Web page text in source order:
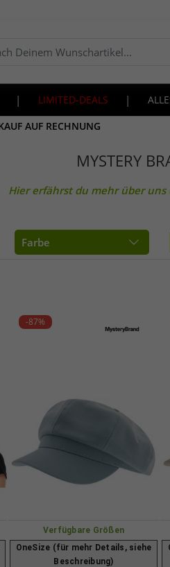
| LIMITED-DEALS |
AUF RECHNUNG
MYSTERY
Hier erfährst du mehr über
Farbe
-87%
Verfügbare Größen
OneSize (für mehr Details, siehe
Beschreibung)